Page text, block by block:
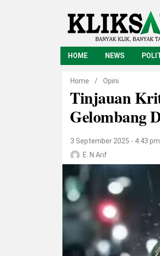
HOME NEWS
Home / Opini
Tinjauan
Gelombang
3 September 2025 - 4:43 pm
E. N Arif